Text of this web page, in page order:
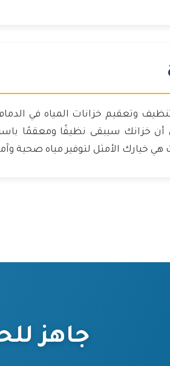
وتعقيم خزانات المياه في
أن خزانك سيبقى نظيفًا ومعقمًا
هي خيارك الأمثل لتوفير مياه صحية
جاهز